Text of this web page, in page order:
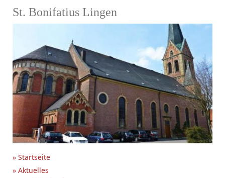
St. Bonifatius Lingen
» Startseite
» Aktuelles